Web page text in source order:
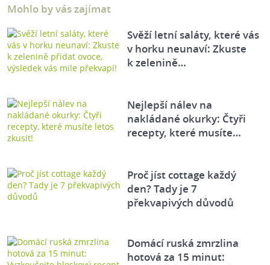
Mohlo by vás zajímat
Svěží letní saláty, které vás
v horku neunaví: Zkuste
k zelenině…
Nejlepší nálev na
nakládané okurky: Čtyři
recepty, které musíte…
Proč jíst cottage každý
den? Tady je 7
překvapivých důvodů
Domácí ruská zmrzlina
hotová za 15 minut: